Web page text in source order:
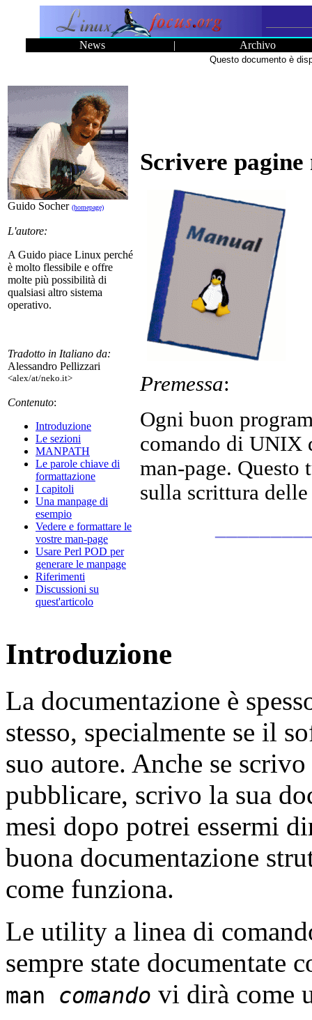
News | Archivo
Questo documento è
Guido Socher (homepage)
L'autore:
A Guido piace Linux perché
è molto flessibile e offre
molte più possibilità di
qualsiasi altro sistema
operativo.
Tradotto in Italiano da:
Alessandro Pellizzari
<alex/at/neko.it>
Contenuto:
Introduzione
Le sezioni
MANPATH
Le parole chiave di
formattazione
I capitoli
Una manpage di
esempio
Vedere e formattare le
vostre man-page
Usare Perl POD per
generare le manpage
Riferimenti
Discussioni su
quest'articolo
Scrivere pagine
Premessa:
Ogni buon
comando di UNIX
man-page.
sulla scrittura
Introduzione
La documentazione è
stesso, specialmente se il
suo autore. Anche se
pubblicare, scrivo la sua
mesi dopo potrei essermi
buona documentazione
come funziona.
Le utility a linea di
sempre state documentate
man comando vi dirà come